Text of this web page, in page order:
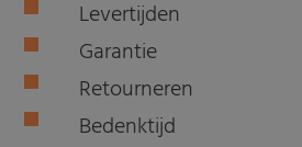
Levertijden
Garantie
Retourneren
Bedenktijd